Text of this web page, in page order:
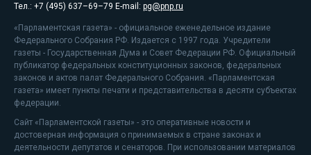
Тел.: +7 (495) 637–69–79 E-mail: pg@pnp.ru
«Парламентская газета» - официальное еженедельное издание
Федерального Собрания РФ. Издается с 1997 года. Учредители
газеты - Государственная Дума и Совет Федерации РФ. Официальный
публикатор федеральных конституционных законов, федеральных
законов и актов палат Федерального Собрания. «Парламентская
газета» имеет пункты печати и представительства в десяти субъектах
федерации.
Сайт «Парламентской газеты» - это оперативные новости и
достоверная информация о принимаемых в стране законах и
деятельности депутатов и сенаторов. При использовании материалов